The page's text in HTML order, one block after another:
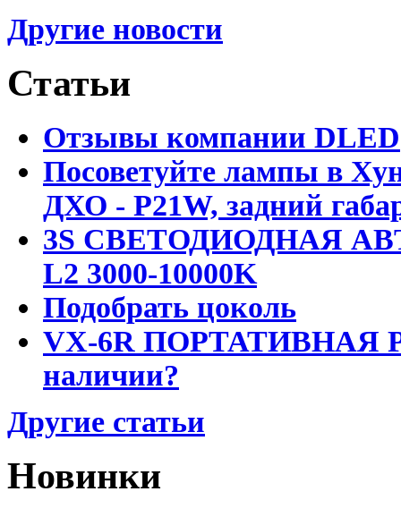
Другие новости
Статьи
Отзывы компании DLED
Посоветуйте лампы в
ДХО - P21W, задний
3S СВЕТОДИОДНАЯ
L2 3000-10000K
Подобрать цоколь
VX-6R ПОРТАТИВНАЯ
наличии?
Другие статьи
Новинки